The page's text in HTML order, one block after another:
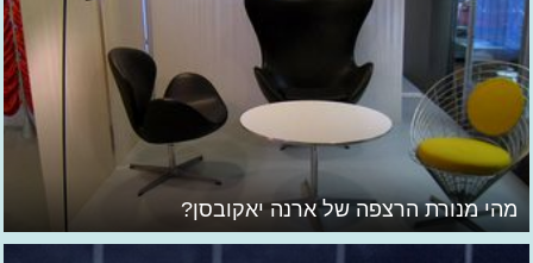
מהי מנורת הרצפה של ארנה יאקובסן?